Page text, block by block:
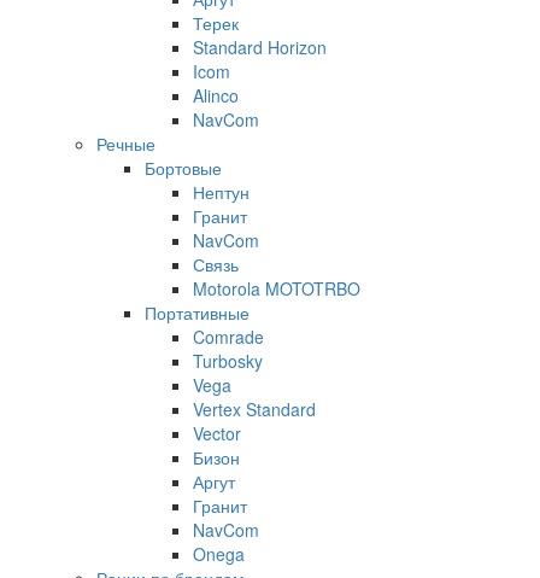
Терек
Standard Horizon
Icom
Alinco
NavCom
Речные
Бортовые
Нептун
Гранит
NavCom
Связь
Motorola MOTOTRBO
Портативные
Comrade
Turbosky
Vega
Vertex Standard
Vector
Бизон
Аргут
Гранит
NavCom
Onega